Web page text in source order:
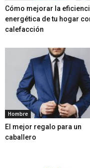
Cómo mejorar la
energética de tu hogar
calefacción
Hombre
El mejor regalo para un
caballero